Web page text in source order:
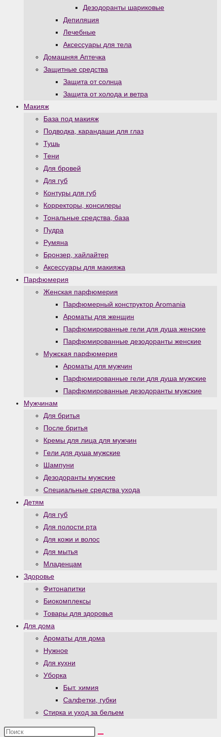
Дезодоранты шариковые
Депиляция
Лечебные
Аксессуары для тела
Домашняя Аптечка
Защитные средства
Защита от солнца
Защита от холода и ветра
Макияж
База под макияж
Подводка, карандаши для глаз
Тушь
Тени
Для бровей
Для губ
Контуры для губ
Корректоры, консилеры
Тональные средства, база
Пудра
Румяна
Бронзер, хайлайтер
Аксессуары для макияжа
Парфюмерия
Женская парфюмерия
Парфюмерный конструктор Aromania
Ароматы для женщин
Парфюмированные гели для душа женские
Парфюмированные дезодоранты женские
Мужская парфюмерия
Ароматы для мужчин
Парфюмированные гели для душа мужские
Парфюмированные дезодоранты мужские
Мужчинам
Для бритья
После бритья
Кремы для лица для мужчин
Гели для душа мужские
Шампуни
Дезодоранты мужские
Специальные средства ухода
Детям
Для губ
Для полости рта
Для кожи и волос
Для мытья
Младенцам
Здоровье
Фитонапитки
Биокомплексы
Товары для здоровья
Для дома
Ароматы для дома
Нужное
Для кухни
Уборка
Быт. химия
Салфетки, губки
Стирка и уход за бельем
Поиск